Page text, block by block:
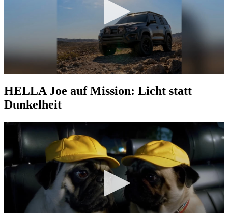
Sekunden
von
0
Sekunden
HELLA Joe auf Mission: Licht statt
Dunkelheit